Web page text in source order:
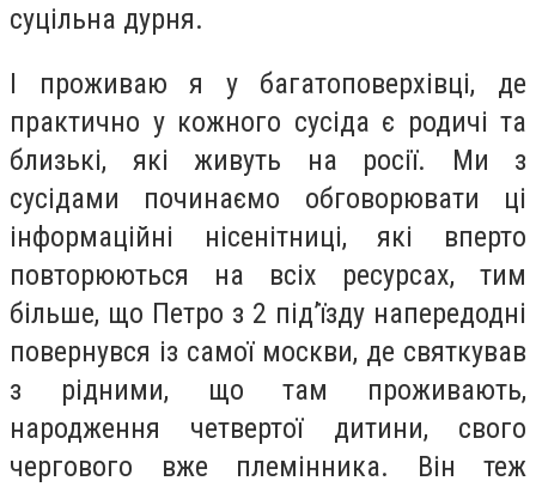
суцільна дурня.
І проживаю я у багатоповерхівці, де
практично у кожного сусіда є родичі та
близькі, які живуть на росії. Ми з
сусідами починаємо обговорювати ці
інформаційні нісенітниці, які вперто
повторюються на всіх ресурсах, тим
більше, що Петро з 2 під’їзду напередодні
повернувся із самої москви, де святкував
з рідними, що там проживають,
народження четвертої дитини, свого
чергового вже племінника. Він теж